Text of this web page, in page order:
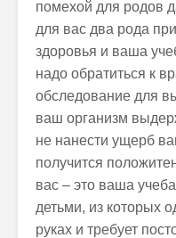
помехой для родов
для вас два рода
здоровья и ваша
надо обратиться к
обследование для
ваш организм
не нанести ущерб
получится
вас – это ваша
детьми, из которых
руках и требует